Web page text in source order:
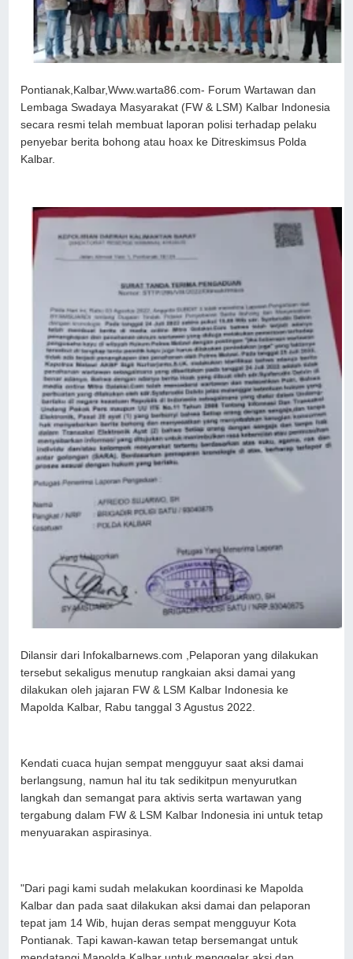
Pontianak,Kalbar,Www.warta86.com- Forum Wartawan dan
Lembaga Swadaya Masyarakat (FW & LSM) Kalbar Indonesia
secara resmi telah membuat laporan polisi terhadap pelaku
penyebar berita bohong atau hoax ke Ditreskimsus Polda
Kalbar.
Dilansir dari Infokalbarnews.com ,Pelaporan yang dilakukan
tersebut sekaligus menutup rangkaian aksi damai yang
dilakukan oleh jajaran FW & LSM Kalbar Indonesia ke
Mapolda Kalbar, Rabu tanggal 3 Agustus 2022.
Kendati cuaca hujan sempat mengguyur saat aksi damai
berlangsung, namun hal itu tak sedikitpun menyurutkan
langkah dan semangat para aktivis serta wartawan yang
tergabung dalam FW & LSM Kalbar Indonesia ini untuk tetap
menyuarakan aspirasinya.
"Dari pagi kami sudah melakukan koordinasi ke Mapolda
Kalbar dan pada saat dilakukan aksi damai dan pelaporan
tepat jam 14 Wib, hujan deras sempat mengguyur Kota
Pontianak. Tapi kawan-kawan tetap bersemangat untuk